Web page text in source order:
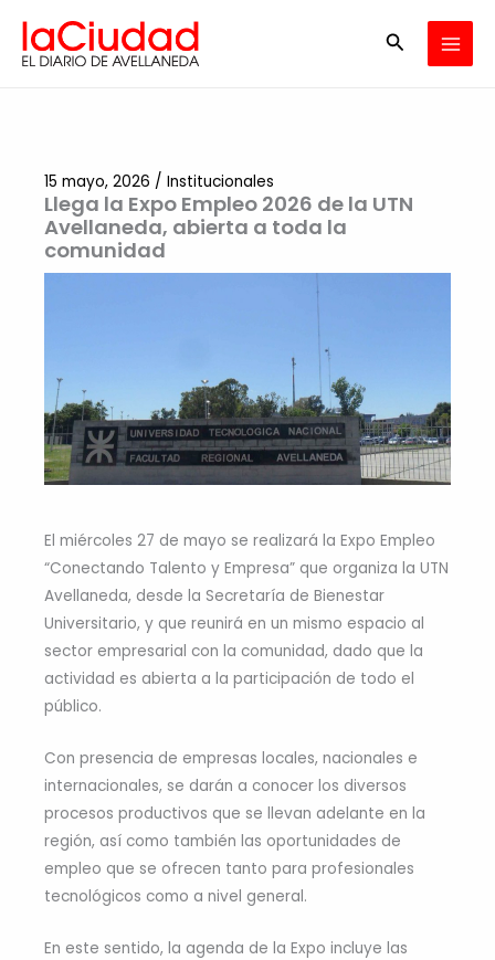
contenido
Buscar
Llega la Expo Empleo 2026 de la UTN
Avellaneda, abierta a toda la
comunidad
15 mayo, 2026 / Institucionales
El miércoles 27 de mayo se realizará la Expo Empleo
“Conectando Talento y Empresa” que organiza la UTN
Avellaneda, desde la Secretaría de Bienestar
Universitario, y que reunirá en un mismo espacio al
sector empresarial con la comunidad, dado que la
actividad es abierta a la participación de todo el
público.
Con presencia de empresas locales, nacionales e
internacionales, se darán a conocer los diversos
procesos productivos que se llevan adelante en la
región, así como también las oportunidades de
empleo que se ofrecen tanto para profesionales
tecnológicos como a nivel general.
En este sentido, la agenda de la Expo incluye las